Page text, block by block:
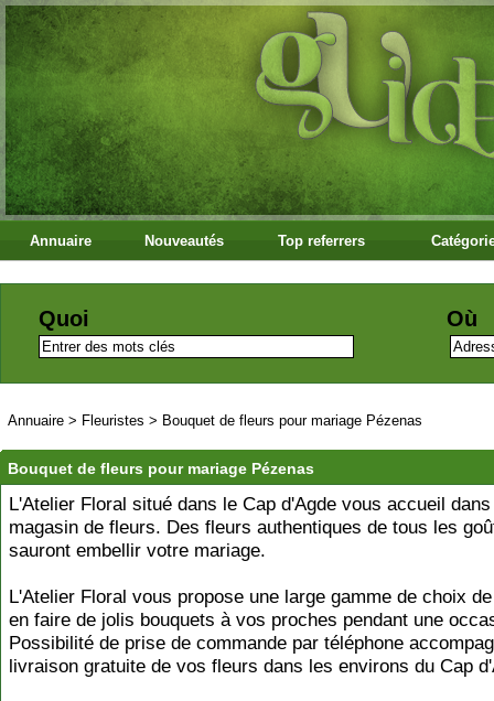
Annuaire Nouveautés Top referrers
Quoi Où
Annuaire > Fleuristes > Bouquet de fleurs pour mariage Pézenas
Bouquet de fleurs pour mariage Pézenas
L'Atelier Floral situé dans le Cap d'Agde vous accueil
magasin de fleurs. Des fleurs authentiques de tous les
sauront embellir votre mariage.
L'Atelier Floral vous propose une large gamme de choix
en faire de jolis bouquets à vos proches pendant une
Possibilité de prise de commande par téléphone
livraison gratuite de vos fleurs dans les environs du Cap